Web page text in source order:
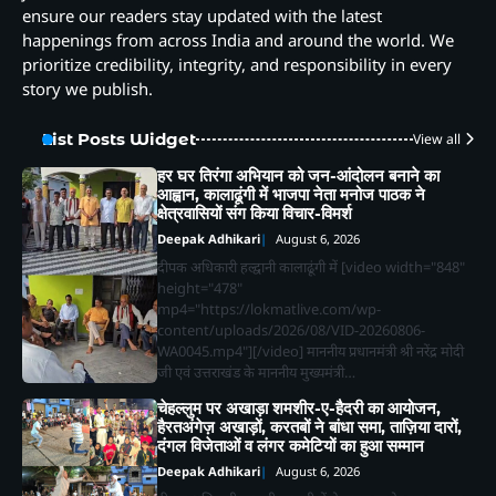
ensure our readers stay updated with the latest
happenings from across India and around the world. We
prioritize credibility, integrity, and responsibility in every
story we publish.
List Posts Widget View all
हर घर तिरंगा अभियान को जन-आंदोलन बनाने का
आह्वान, कालाढूंगी में भाजपा नेता मनोज पाठक ने
क्षेत्रवासियों संग किया विचार-विमर्श
Deepak Adhikari August 6, 2026
दीपक अधिकारी हल्द्वानी कालाढूंगी में [video width="848"
height="478"
mp4="https://lokmatlive.com/wp-
content/uploads/2026/08/VID-20260806-
WA0045.mp4"][/video] माननीय प्रधानमंत्री श्री नरेंद्र मोदी
जी एवं उत्तराखंड के माननीय मुख्यमंत्री…
चेहल्लुम पर अखाड़ा शमशीर-ए-हैदरी का आयोजन,
हैरतअंगेज़ अखाड़ों, करतबों ने बांधा समा, ताज़िया दारों,
दंगल विजेताओं व लंगर कमेटियों का हुआ सम्मान
Deepak Adhikari August 6, 2026